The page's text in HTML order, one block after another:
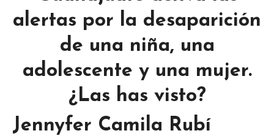
alertas por la desaparición
de una niña, una
adolescente y una mujer.
¿Las has visto?
Jennyfer Camila Rubí